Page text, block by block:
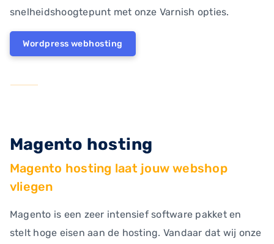
snelheidshoogtepunt met onze Varnish opties.
Wordpress webhosting
Magento hosting
Magento hosting laat jouw webshop
vliegen
Magento is een zeer intensief software pakket en
stelt hoge eisen aan de hosting. Vandaar dat wij onze